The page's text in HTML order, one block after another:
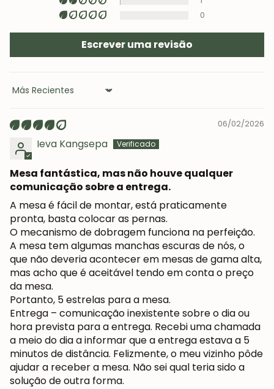
0
Escrever uma revisão
Sort by
06/02/2026
Ieva Kangsepa
Mesa fantástica, mas não houve qualquer
comunicação sobre a entrega.
A mesa é fácil de montar, está praticamente
pronta, basta colocar as pernas.
O mecanismo de dobragem funciona na perfeição.
A mesa tem algumas manchas escuras de nós, o
que não deveria acontecer em mesas de gama alta,
mas acho que é aceitável tendo em conta o preço
da mesa.
Portanto, 5 estrelas para a mesa.
Entrega – comunicação inexistente sobre o dia ou
hora prevista para a entrega. Recebi uma chamada
a meio do dia a informar que a entrega estava a 5
minutos de distância. Felizmente, o meu vizinho pôde
ajudar a receber a mesa. Não sei qual teria sido a
solução de outra forma.